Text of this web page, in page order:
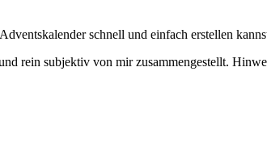
schnell und einfach erstellen
rein subjektiv von mir zusammengestellt.